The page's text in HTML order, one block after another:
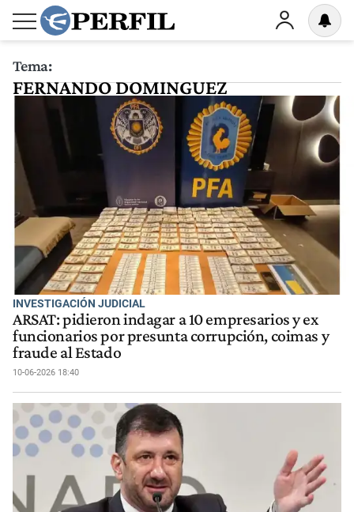
Tema:
FERNANDO DOMINGUEZ
INVESTIGACIÓN JUDICIAL
ARSAT: pidieron indagar a 10 empresarios y ex
funcionarios por presunta corrupción, coimas y
fraude al Estado
10-06-2026 18:40